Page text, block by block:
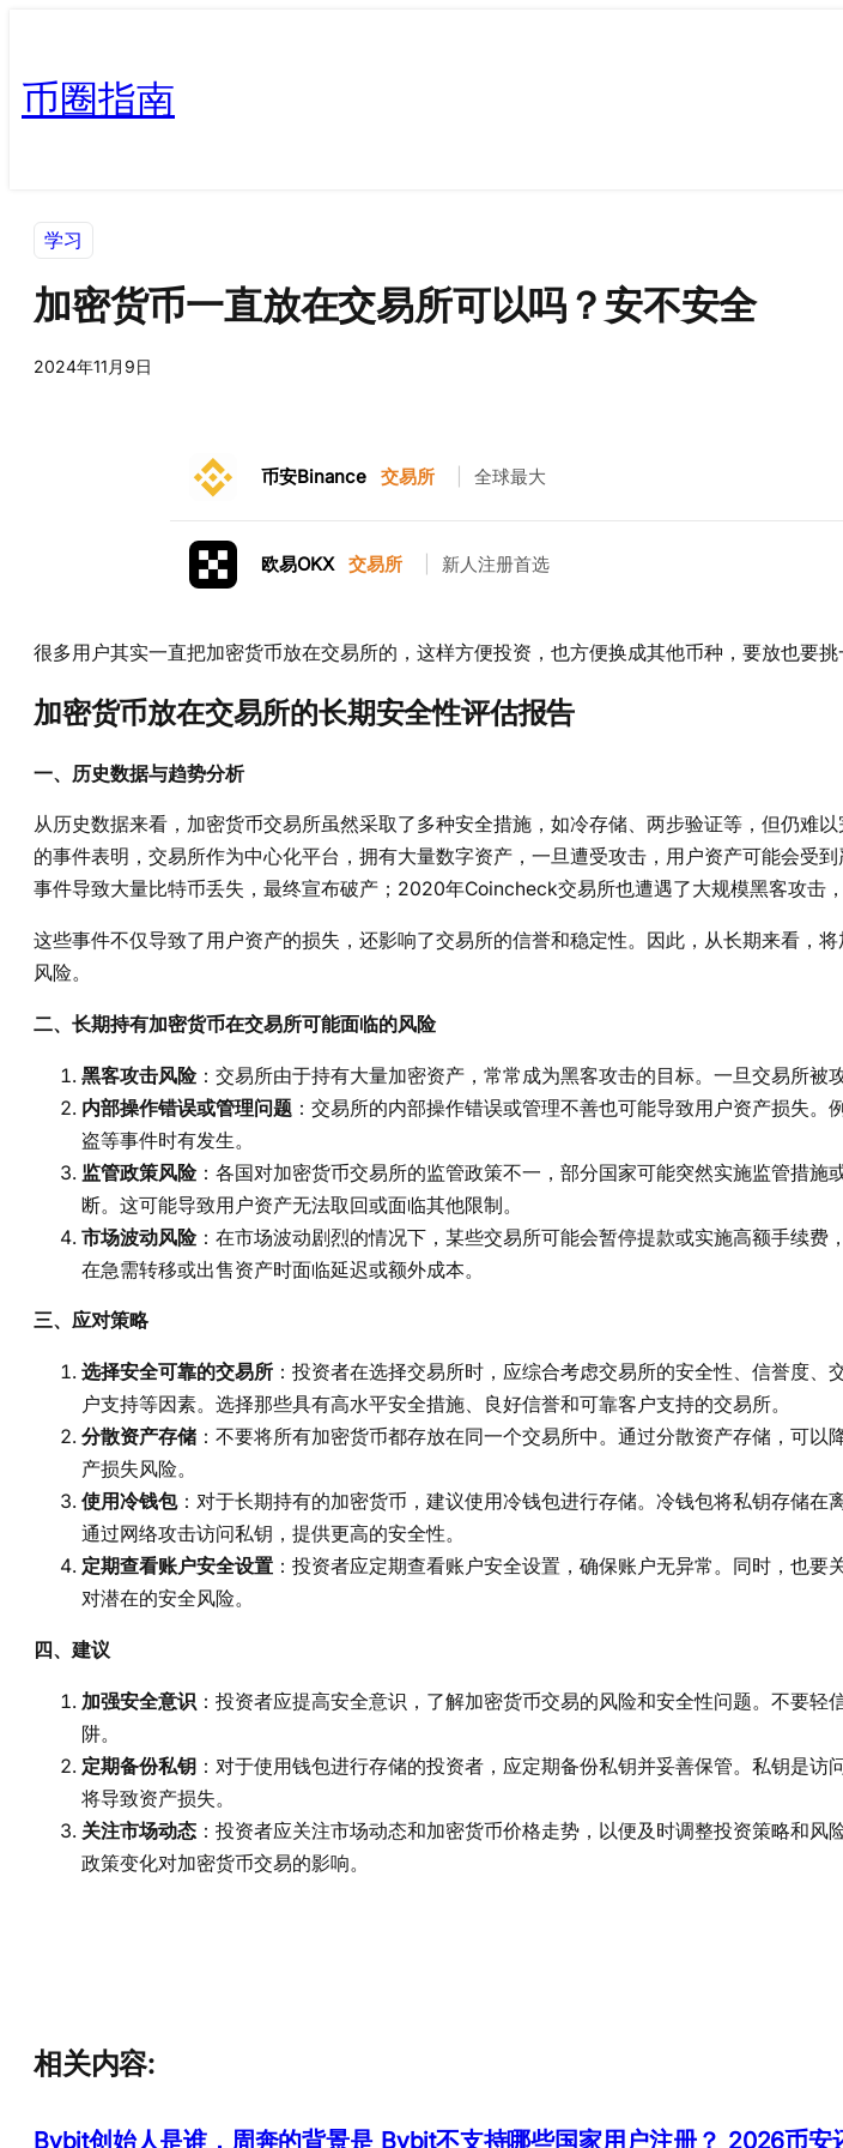
币圈指南
学习
加密货币一直放在交易所可以吗？安不安全
2024年11月9日
币安Binance 交易所 全球最大
欧易OKX 交易所 新人注册首选
很多用户其实一直把加密货币放在交易所的，这样方便投资，也方便换成其他币种，要放也要挑
加密货币放在交易所的长期安全性评估报告
一、历史数据与趋势分析
从历史数据来看，加密货币交易所虽然采取了多种安全措施，如冷存储、两步验证等，但仍难
的事件表明，交易所作为中心化平台，拥有大量数字资产，一旦遭受攻击，用户资产可能会受
事件导致大量比特币丢失，最终宣布破产；2020年Coincheck交易所也遭遇了大规模黑客攻击
这些事件不仅导致了用户资产的损失，还影响了交易所的信誉和稳定性。因此，从长期来看，
风险。
二、长期持有加密货币在交易所可能面临的风险
黑客攻击风险：交易所由于持有大量加密资产，常常成为黑客攻击的目标。一旦交易所被
内部操作错误或管理问题 ：交易所的内部操作错误或管理不善也可能导致用户资产损失
盗等事件时有发生。
监管政策风险：各国对加密货币交易所的监管政策不一，部分国家可能突然实施监管措施
断。这可能导致用户资产无法取回或面临其他限制。
市场波动风险：在市场波动剧烈的情况下，某些交易所可能会暂停提款或实施高额手续费
在急需转移或出售资产时面临延迟或额外成本。
三、应对策略
选择安全可靠的交易所 ：投资者在选择交易所时，应综合考虑交易所的安全性、信誉度
户支持等因素。选择那些具有高水平安全措施、良好信誉和可靠客户支持的交易所。
分散资产存储 ：不要将所有加密货币都存放在同一个交易所中。通过分散资产存储，可
产损失风险。
使用冷钱包：对于长期持有的加密货币，建议使用冷钱包进行存储。冷钱包将私钥存储在
通过网络攻击访问私钥，提供更高的安全性。
定期查看账户安全设置 ：投资者应定期查看账户安全设置，确保账户无异常。同时，也
对潜在的安全风险。
四、建议
加强安全意识 ：投资者应提高安全意识，了解加密货币交易的风险和安全性问题。不要
阱。
定期备份私钥 ：对于使用钱包进行存储的投资者，应定期备份私钥并妥善保管。私钥是访
将导致资产损失。
关注市场动态 ：投资者应关注市场动态和加密货币价格走势，以便及时调整投资策略和
政策变化对加密货币交易的影响。
相关内容:
Bybit创始人是谁，周奔的背景是 Bybit不支持哪些国家用户注册？ 2026币安